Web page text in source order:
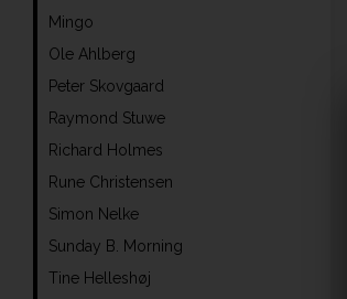
Mingo
Ole Ahlberg
Peter Skovgaard
Raymond Stuwe
Richard Holmes
Rune Christensen
Simon Nelke
Sunday B. Morning
Tine Helleshøj